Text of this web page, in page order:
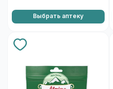
Выбрать аптеку